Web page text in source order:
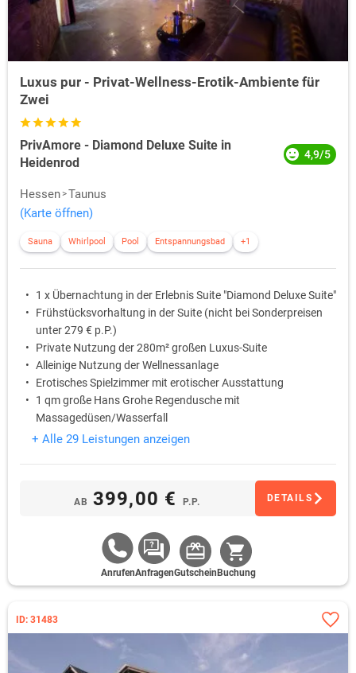
Luxus pur - Privat-Wellness-Erotik-Ambiente für
Zwei
PrivAmore - Diamond Deluxe Suite in
Heidenrod
4,9/5
Hessen Taunus
(Karte öffnen)
Sauna Whirlpool Pool Entspannungsbad +1
1 x Übernachtung in der Erlebnis Suite "Diamond Deluxe Suite"
Frühstücksvorhaltung in der Suite (nicht bei Sonderpreisen
unter 279 € p.P.)
Private Nutzung der 280m² großen Luxus-Suite
Alleinige Nutzung der Wellnessanlage
Erotisches Spielzimmer mit erotischer Ausstattung
1 qm große Hans Grohe Regendusche mit
Massagedüsen/Wasserfall
+ Alle 29 Leistungen anzeigen
AB 399,00 € P.P. DETAILS
AnrufenAnfragenGutschein Buchung
ID: 31483